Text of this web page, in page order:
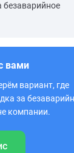
безаварийное
вами
вариант, где
за
компании.